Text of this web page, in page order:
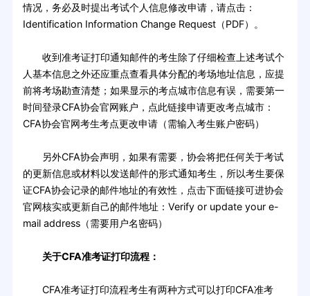
情况，务必及时提出考试个人信息修改申请，请点击：
Identification Information Change Request（PDF）。
收到准考证打印通知邮件的考生除了仔细检查上述考试个
人基本信息之外还应重点查看具体分配的考场地址信息，应提
前将考场勘查清楚；如果显示的考点城市信息有误，需要第一
时间登录CFA协会官网账户，点此链接申请更改考点城市：
CFA协会官网考生考点更改申请（需输入考生账户密码）
另外CFA协会声明，如果有需要，协会将把任何关于考试
的更新信息或材料以发送邮件的形式通知考生，所以考生要保
证CFA协会记录的邮件地址的有效性，点击下面链接可进协会
官网核实或更新自己的邮件地址：Verify or update your e-
mail address（需要用户名密码）
关于CFA准考证打印流程：
CFA准考证打印流程考生有两种方式可以打印CFA准考